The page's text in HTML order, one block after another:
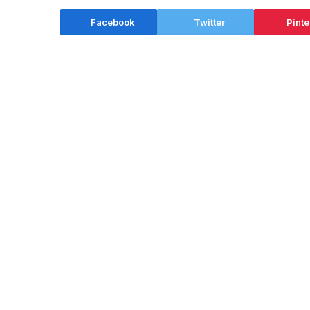
Facebook Twitter